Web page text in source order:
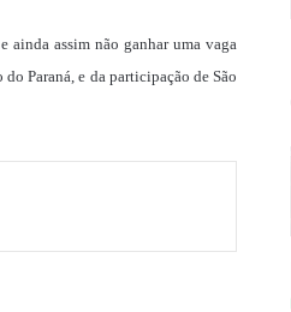
assim não ganhar uma vaga
Paraná, e da participação de São